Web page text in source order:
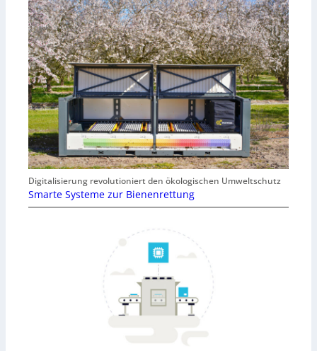
Digitalisierung revolutioniert den ökologischen Umweltschutz
Smarte Systeme zur Bienenrettung